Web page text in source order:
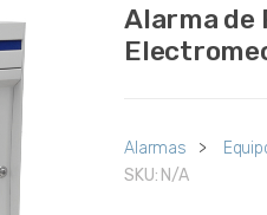
Alarma de
Alarmas >
SKU: N/A